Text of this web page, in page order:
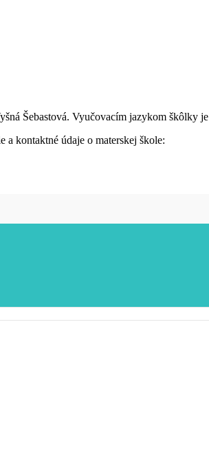
Šebastová. Vyučovacím jazykom škôlky je
a kontaktné údaje o materskej škole: